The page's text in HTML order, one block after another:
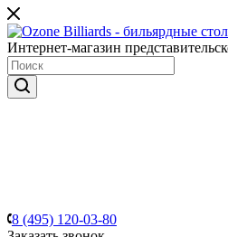
Интернет-магазин
8 (495) 120-03-80